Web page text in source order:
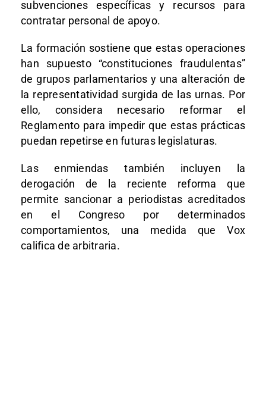
subvenciones específicas y recursos para
contratar personal de apoyo.
La formación sostiene que estas operaciones
han supuesto “constituciones fraudulentas”
de grupos parlamentarios y una alteración de
la representatividad surgida de las urnas. Por
ello, considera necesario reformar el
Reglamento para impedir que estas prácticas
puedan repetirse en futuras legislaturas.
Las enmiendas también incluyen la
derogación de la reciente reforma que
permite sancionar a periodistas acreditados
en el Congreso por determinados
comportamientos, una medida que Vox
califica de arbitraria.